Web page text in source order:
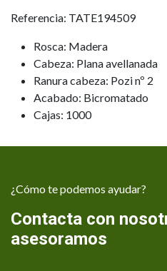
Referencia: TATE194509
Rosca: Madera
Cabeza: Plana avellanada
Ranura cabeza: Pozi nº 2
Acabado: Bicromatado
Cajas: 1000
¿Cómo te podemos ayudar?
Contacta con
asesoramos